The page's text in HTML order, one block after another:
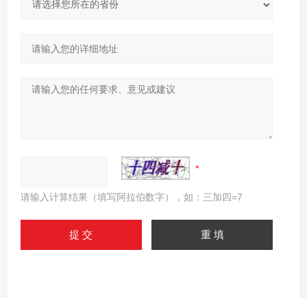
请输入计算结果（填写阿拉伯数字），如：三加四=7